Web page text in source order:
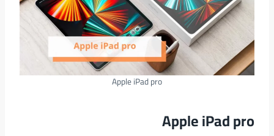
Apple iPad pro
Apple iPad pro